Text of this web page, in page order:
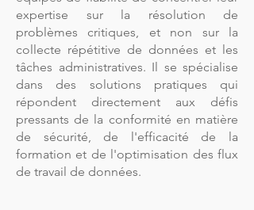
expertise sur la résolution de
problèmes critiques, et non sur la
collecte répétitive de données et les
tâches administratives. Il se spécialise
dans des solutions pratiques qui
répondent directement aux défis
pressants de la conformité en matière
de sécurité, de l'efficacité de la
formation et de l'optimisation des flux
de travail de données.